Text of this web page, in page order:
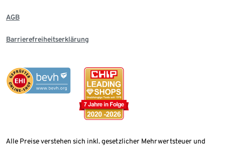
AGB
Barrierefreiheitserklärung
Alle Preise verstehen sich inkl. gesetzlicher Mehrwertsteuer und